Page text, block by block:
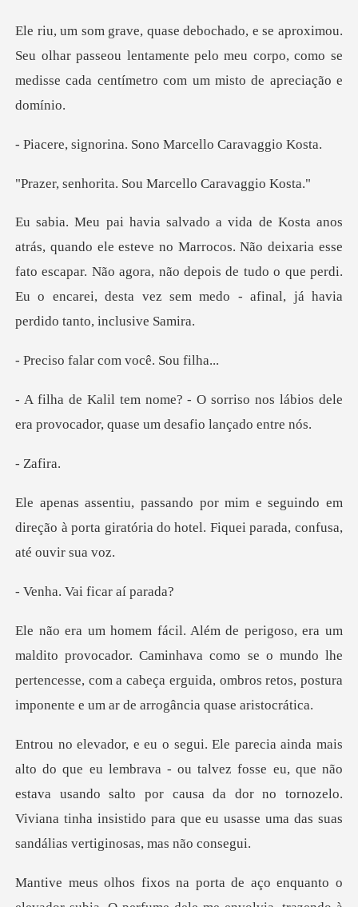
Seu olhar passeou lentamente pelo meu corpo, como se
med
ina. Sono Marcell
a. Sou Marcello C
rrocos. Não deixaria esse
fato escapar. Não agora, não depois de tudo o que perdi.
lar com você
riso nos lábios dele
era provocador,
afi
uindo em
direção à porta giratória do hotel
Vai ficar
r. Caminhava como se o mundo lhe
pertencesse, com a cabeça erguida, om
talvez fosse eu, que não
estava usando salto por causa da dor no tornozelo.
Viviana ti